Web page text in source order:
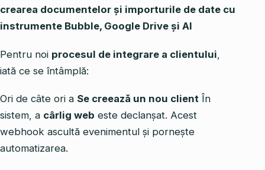
crearea documentelor și importurile de date cu
instrumente Bubble, Google Drive și AI
Pentru noi procesul de integrare a clientului
iată ce se întâmplă:
Ori de câte ori a Se creează un nou client În
sistem, a cârlig web este declanșat. Acest
webhook ascultă evenimentul și pornește
automatizarea.